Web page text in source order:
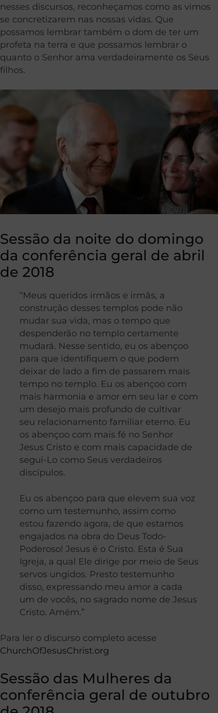
nesses discursos, reconheçamos como as vimos
se concretizarem nas nossas vidas. Que
possamos lembrar também o dom de ter um
profeta na terra e que possamos lembrar o
quanto o Senhor ama verdadeiramente os Seus
filhos.
Sessão da noite do domingo
da conferência geral de abril
de 2018
“Meus queridos irmãos e irmãs, a
construção desses templos pode não
mudar sua vida, mas o tempo que
despenderão no templo certamente
mudará. Nesse sentido, eu os abençoo
para que identifiquem o que podem
deixar de lado a fim de passarem mais
tempo no templo. Eu os abençoo com
mais harmonia e amor em seu lar e com
um desejo mais profundo de cultivar
seu relacionamento familiar eterno. Eu
os abençoo com mais fé no Senhor
Jesus Cristo e com mais capacidade de
segui-Lo como Seus verdadeiros
discípulos.
Eu os abençoo para que elevem sua voz
como um testemunho, assim como
estou fazendo agora, de que estamos
engajados na obra do Deus Todo-
Poderoso! Jesus é o Cristo. Esta é Sua
Igreja, a qual Ele dirige por meio de Seus
servos ungidos. Presto testemunho
disso, expressando meu amor a cada
um de vocês, no sagrado nome de Jesus
Cristo. Amém.”
Para ler o discurso completo acesse
ChurchOfJesusChrist.org
Sessão das Mulheres da
conferência geral de outubro